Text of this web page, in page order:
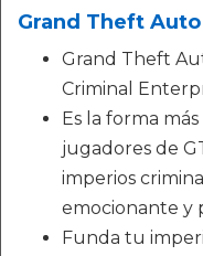
Grand Theft
Grand Theft
Criminal
Es la forma
jugadores de
imperios
emocionante y
Funda tu